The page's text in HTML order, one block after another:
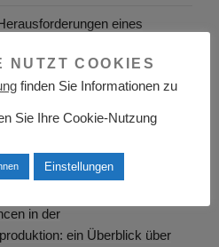
eines
und Arbeitssicherheit: Ein
in der
ein Überblick über
NUTZT COOKIES
finden Sie Informationen zu
Sie Ihre Cookie-Nutzung
Einstellungen